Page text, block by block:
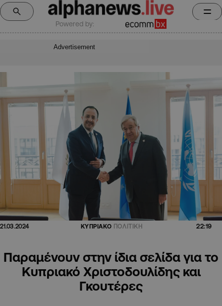
Powered by:
Advertisement
21.03.2024 ΚΥΠΡΙΑΚΟ ΠΟΛΙΤΙΚΗ 22:19
Παραμένουν στην ίδια σελίδα για το
Κυπριακό Χριστοδουλίδης και
Γκουτέρες